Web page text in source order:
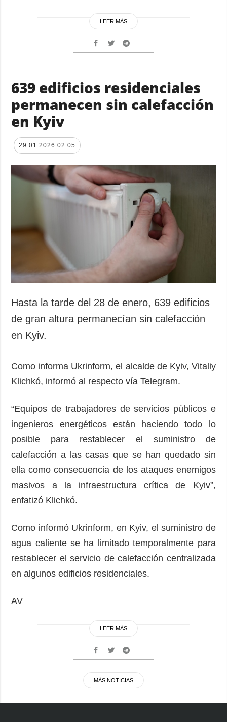
LEER MÁS
639 edificios residenciales
permanecen sin calefacción
en Kyiv
29.01.2026 02:05
Hasta la tarde del 28 de enero, 639 edificios
de gran altura permanecían sin calefacción
en Kyiv.
Como informa Ukrinform, el alcalde de Kyiv, Vitaliy
Klichkó, informó al respecto vía Telegram.
“Equipos de trabajadores de servicios públicos e
ingenieros energéticos están haciendo todo lo
posible para restablecer el suministro de
calefacción a las casas que se han quedado sin
ella como consecuencia de los ataques enemigos
masivos a la infraestructura crítica de Kyiv”,
enfatizó Klichkó.
Como informó Ukrinform, en Kyiv, el suministro de
agua caliente se ha limitado temporalmente para
restablecer el servicio de calefacción centralizada
en algunos edificios residenciales.
AV
LEER MÁS
MÁS NOTICIAS